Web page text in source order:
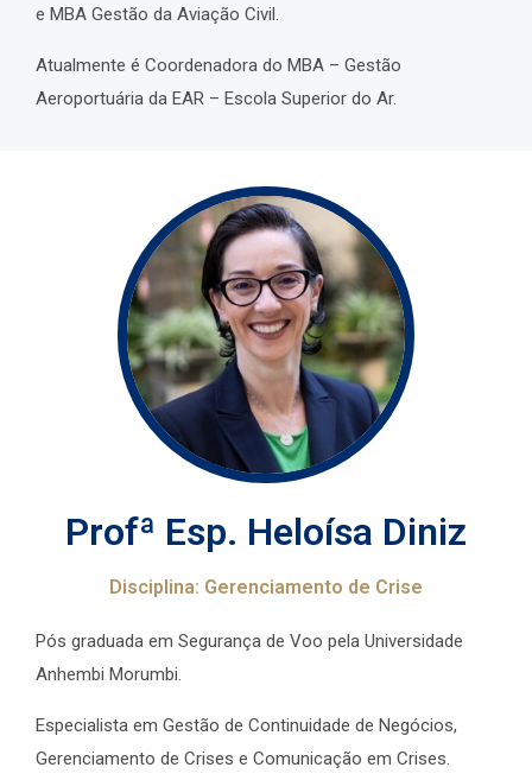
e MBA Gestão da Aviação Civil.
Atualmente é Coordenadora do MBA – Gestão
Aeroportuária da EAR – Escola Superior do Ar.
Profª Esp. Heloísa Diniz
Disciplina: Gerenciamento de Crise
Pós graduada em Segurança de Voo pela Universidade
Anhembi Morumbi.
Especialista em Gestão de Continuidade de Negócios,
Gerenciamento de Crises e Comunicação em Crises.